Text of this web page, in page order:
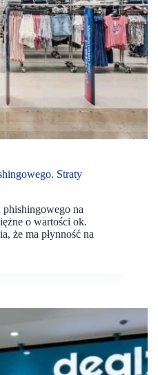
Straty
na
o wartości ok.
że ma płynność na